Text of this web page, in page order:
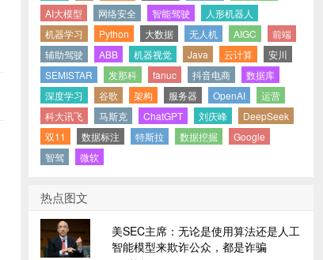
AI大模型
网络安全 智能驾驶
人形机器人
机器学习
Python 大数据 无人机 AIGC
前端
辅助驾驶
ABB 机器视觉 Java 云计算
安川
SEMISTAR
发那科 fanuc 抖音电商
数据库
深度学习
谷歌 架构 服务器 OpenAI
运营
科大讯飞
马斯克 ChatGPT 刘庆峰
DeepSeek
双11
数据标注 特斯拉 数据挖掘
Google
智驾
微软
热点图文
美SEC主席：无论是使用算法还是人工
智能模型来欺诈公众，都是诈骗